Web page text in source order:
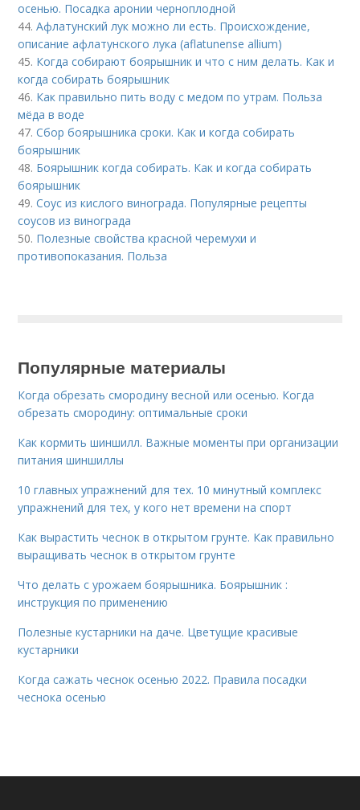
осенью. Посадка аронии черноплодной
44.Афлатунский лук можно ли есть. Происхождение,
описание афлатунского лука (aflatunense allium)
45. Когда собирают боярышник и что с ним делать. Как и
когда собирать боярышник
46. Как правильно пить воду с медом по утрам. Польза
мёда в воде
47.Сбор боярышника сроки. Как и когда собирать
боярышник
48. Боярышник когда собирать. Как и когда собирать
боярышник
49.Соус из кислого винограда. Популярные рецепты
соусов из винограда
50. Полезные свойства красной черемухи и
противопоказания. Польза
Популярные материалы
Когда обрезать смородину весной или осенью. Когда
обрезать смородину: оптимальные сроки
Как кормить шиншилл. Важные моменты при организации
питания шиншиллы
10 главных упражнений для тех. 10 минутный комплекс
упражнений для тех, у кого нет времени на спорт
Как вырастить чеснок в открытом грунте. Как правильно
выращивать чеснок в открытом грунте
Что делать с урожаем боярышника. Боярышник :
инструкция по применению
Полезные кустарники на даче. Цветущие красивые
кустарники
Когда сажать чеснок осенью 2022. Правила посадки
чеснока осенью